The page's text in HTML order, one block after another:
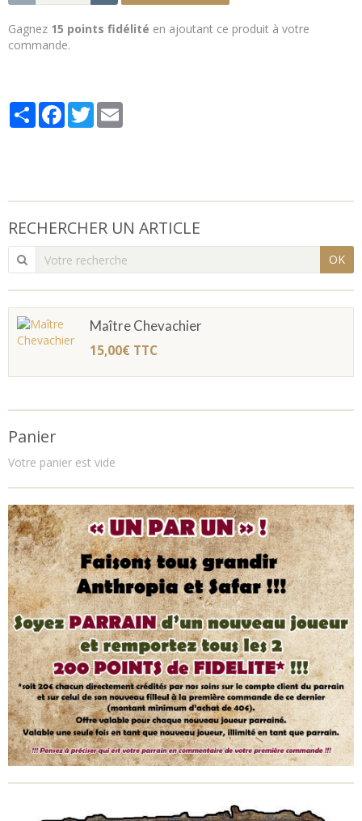
Gagnez 15 points fidélité en ajoutant ce produit à votre
commande.
PartagerFacebook
Twitter
RECHERCHER UN ARTICLE
OK
Maître Chevachier
15,00€ TTC
Panier
Votre panier est vide